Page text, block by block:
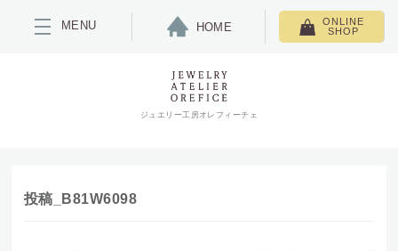
MENU HOME
ONLINE
SHOP
ジュエリー工房オレフィーチェ
投稿_B81W6098